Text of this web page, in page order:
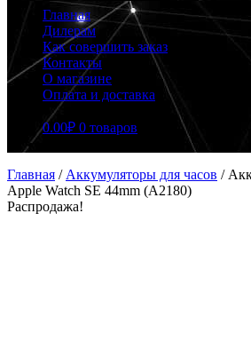
Главная
Дилерам
Как совершить заказ
Контакты
О магазине
Оплата и доставка
0.00₽ 0 товаров
Главная / Аккумуляторы для часов /
Apple Watch SE 44mm (A2180)
Распродажа!